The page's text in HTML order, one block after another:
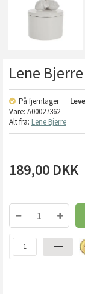
Lene
På fjernlager
Vare: A00027362
Alt fra: Lene Bjerre
189,00 DKK